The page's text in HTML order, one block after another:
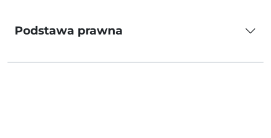
Podstawa prawna